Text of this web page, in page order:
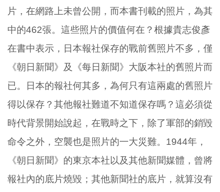
片，在網路上未曾公開，而本書刊載的照片，為其
中的462張。這些照片的價值何在？根據貴志俊彥
在書中表示，日本報社保存的戰前舊照片不多，僅
《朝日新聞》及《每日新聞》大阪本社的舊照片而
已。日本的報社何其多，為何只有這兩處的舊照片
得以保存？其他報社難道不知道保存嗎？這必須從
時代背景開始說起，在戰時之下，除了軍部的銷毀
命令之外，空襲也是照片的一大災難。1944年，
《朝日新聞》的東京本社以及其他新聞媒體，曾將
報社內的底片燒毀；其他新聞社的底片，就算沒有